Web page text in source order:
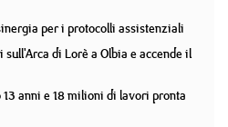
per i protocolli assistenziali
di Lorè a Olbia e accende il
anni e 18 milioni di lavori pronta